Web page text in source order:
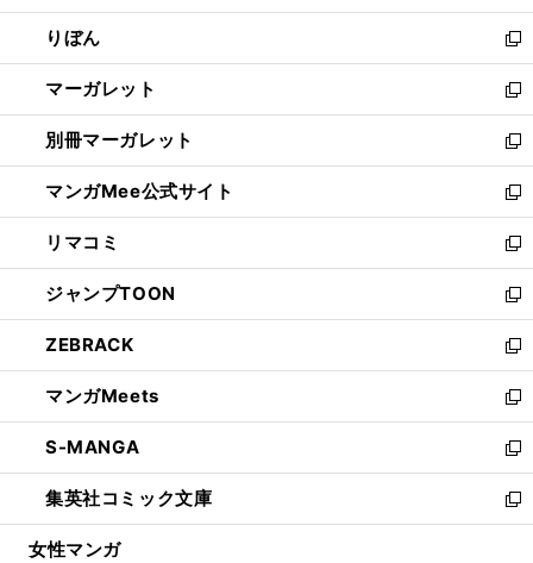
開
く
ウ
で
開
く
ン
ド
ウ
で
開
く
ウ
ィ
ン
ド
ウ
で
開
く
りぼん
新
し
い
ウ
ィ
ン
ド
ウ
で
開
く
マーガレット
新
し
い
ウ
ィ
ン
ド
ウ
で
開
く
別冊マーガレット
新
し
い
ウ
ィ
ン
ド
ウ
で
開
く
マンガMee公式サイト
新
し
い
ウ
ィ
ン
ド
ウ
で
開
く
リマコミ
新
し
い
ウ
ィ
ン
ド
ウ
で
開
く
ジャンプTOON
新
し
い
ウ
ィ
ン
ド
ウ
で
開
ZEBRACK
新
し
い
ウ
ィ
ン
ド
ウ
マンガMeets
新
し
い
ウ
ィ
ン
S-MANGA
新
し
い
ウ
集英社コミック文庫
新
し
女性マンガ